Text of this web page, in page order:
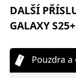
DALŠÍ
GALAXY
Pouzdra a